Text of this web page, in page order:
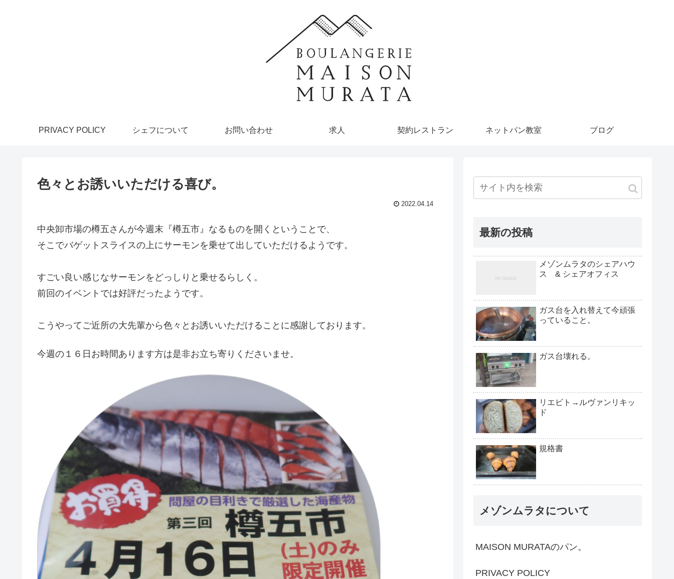
PRIVACY POLICY シェフについて お問い合わせ 求人 契約レストラン ネットパン教室 ブログ
色々とお誘いいただける喜び。
2022.04.14
中央卸市場の樽五さんが今週末『樽五市』なるものを開くということで、
そこでバゲットスライスの上にサーモンを乗せて出していただけるようです。
すごい良い感じなサーモンをどっしりと乗せるらしく。
前回のイベントでは好評だったようです。
こうやってご近所の大先輩から色々とお誘いいただけることに感謝しております。
今週の１６日お時間あります方は是非お立ち寄りくださいませ。
最新の投稿
メゾンムラタのシェアハウ
ス & シェアオフィス
ガス台を入れ替えて今頑張
っていること。
ガス台壊れる。
リエビト→ルヴァンリキッ
ド
規格書
メゾンムラタについて
MAISON MURATAのパン。
PRIVACY POLICY